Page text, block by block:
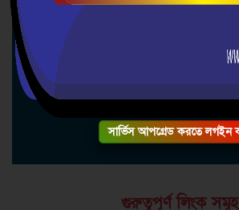
সার্ভিস আপগ্রেড করতে লগইন
rgphsbd.education
গুরুত্বপূর্ণ লিংক সমূহ